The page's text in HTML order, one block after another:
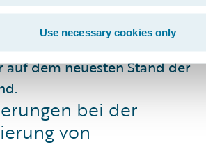
Use necessary cookies only
erhalten, ohne dass große,
erforderlich sind.
unsere Kunden sicher sein,
auf dem neuesten Stand der
bei der
von